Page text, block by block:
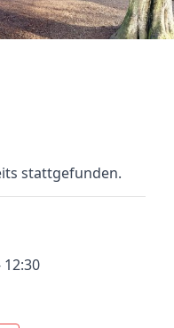
stattgefunden.
12:30